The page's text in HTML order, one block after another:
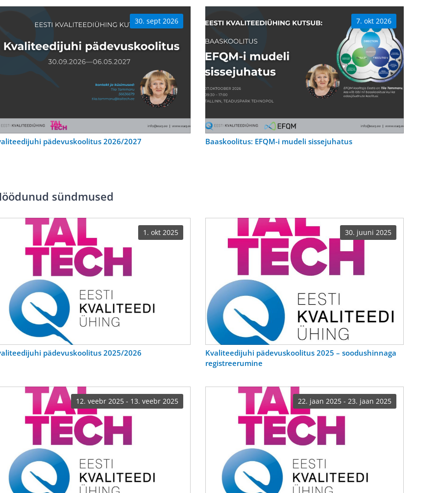
30. sept 2026
pädevuskoolitus 2026/2027
7. okt 2026
Baaskoolitus: EFQM-i mudeli sissejuhatus
sündmused
1. okt 2025
pädevuskoolitus 2025/2026
30. juuni 2025
Kvaliteedijuhi pädevuskoolitus 2025 – soodushinnaga
registreerumine
12. veebr 2025 - 13. veebr 2025 22. jaan 2025 - 23. jaan 2025